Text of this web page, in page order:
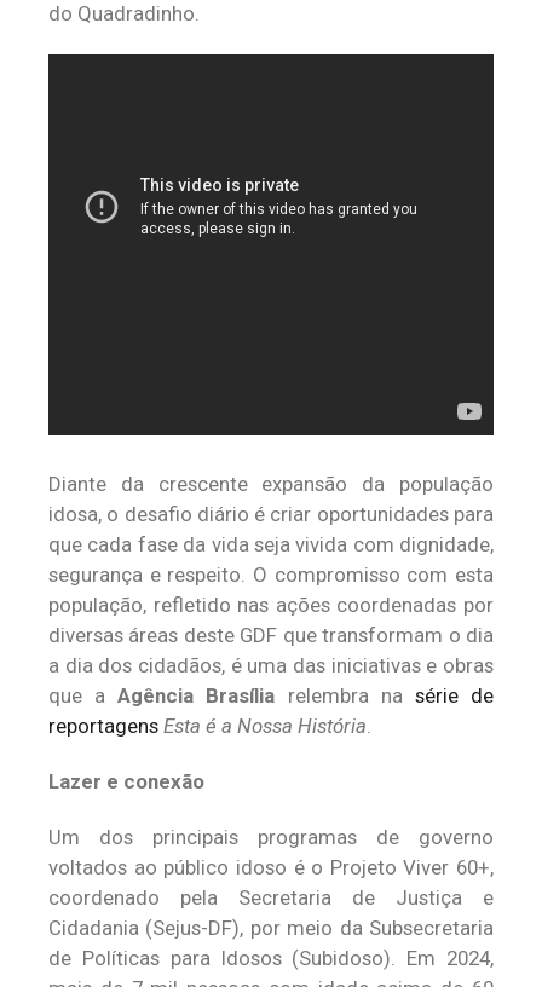
do Quadradinho.
Diante da crescente expansão da população
idosa, o desafio diário é criar oportunidades para
que cada fase da vida seja vivida com dignidade,
segurança e respeito. O compromisso com esta
população, refletido nas ações coordenadas por
diversas áreas deste GDF que transformam o dia
a dia dos cidadãos, é uma das iniciativas e obras
que aAgência Brasília relembra na série de
reportagens Esta é a Nossa História.
Lazer e conexão
Um dos principais programas de governo
voltados ao público idoso é o Projeto Viver 60+,
coordenado pela Secretaria de Justiça e
Cidadania (Sejus-DF), por meio da Subsecretaria
de Políticas para Idosos (Subidoso). Em 2024,